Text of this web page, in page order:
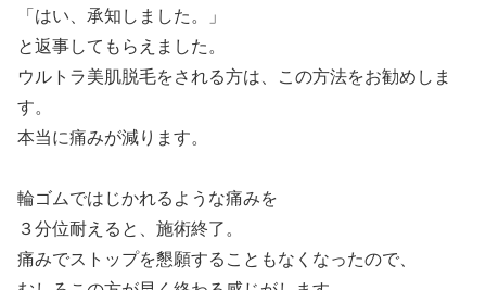
「はい、承知しました。」
と返事してもらえました。
ウルトラ美肌脱毛をされる方は、この方法をお勧めしま
す。
本当に痛みが減ります。
輪ゴムではじかれるような痛みを
３分位耐えると、施術終了。
痛みでストップを懇願することもなくなったので、